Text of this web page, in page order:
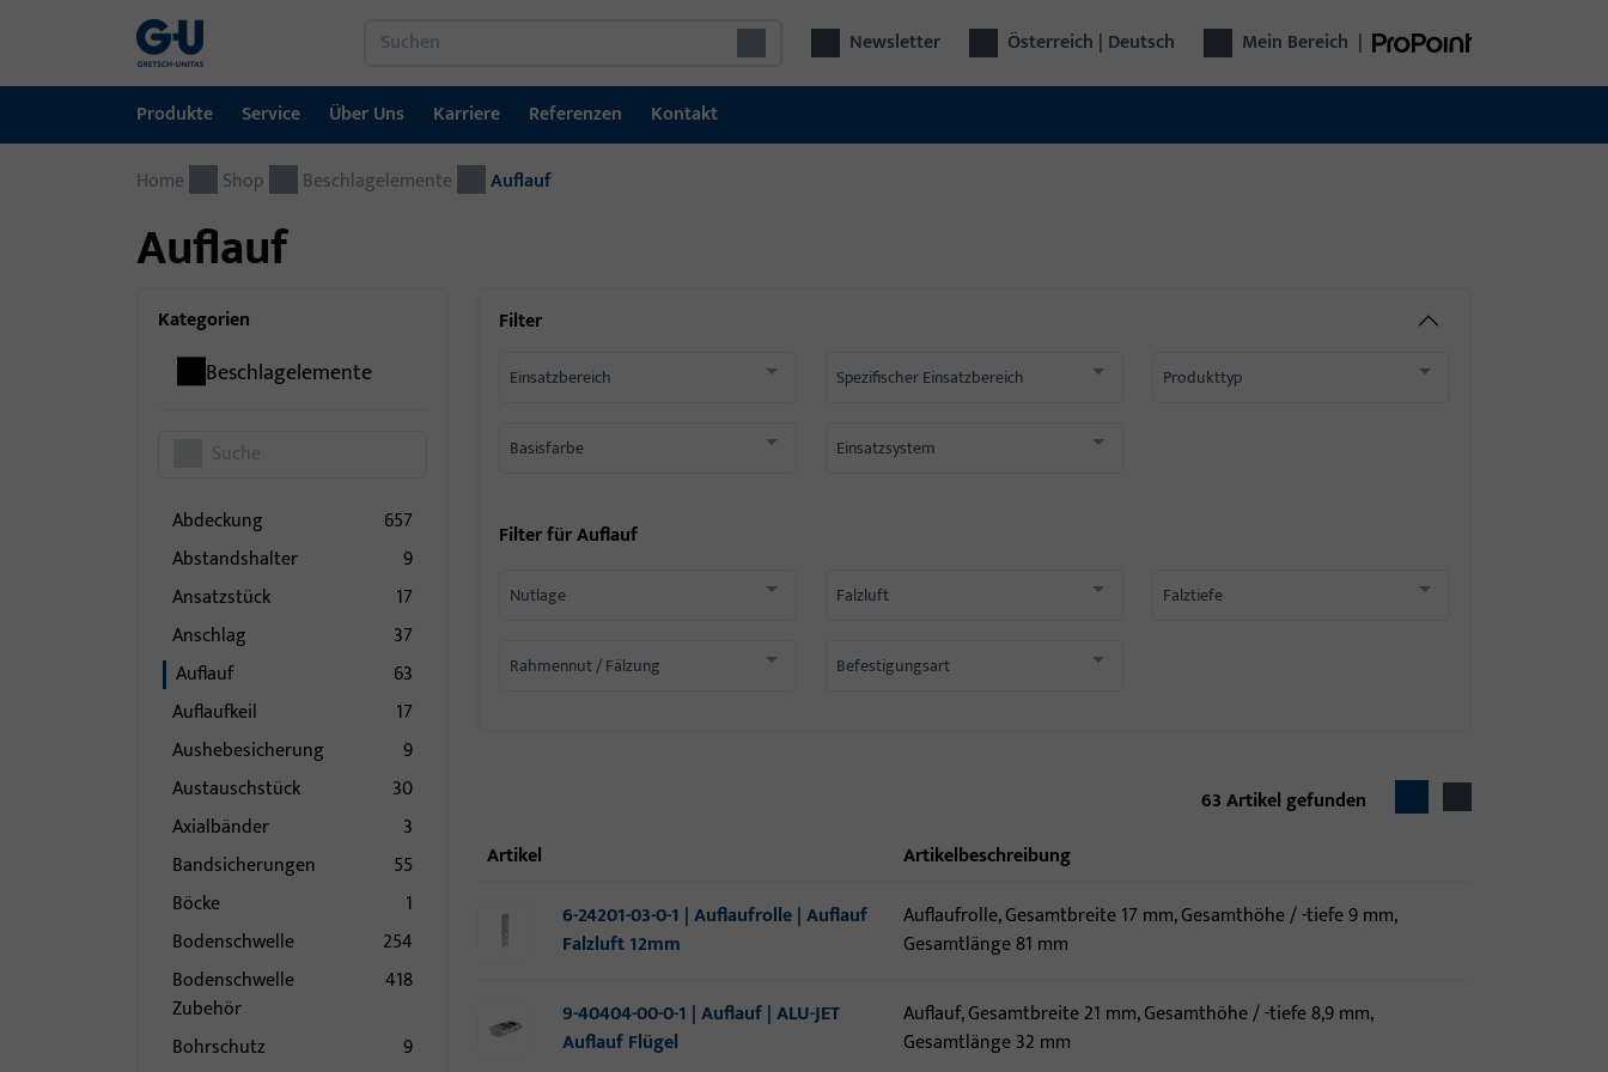
Newsletter Österreich | Deutsch Mein Bereich |
Produkte
Produkte
Fenstertechnik
Automatische Eingangsysteme
Montagematerial
Service
Service
Downloadportal
Über Uns
Über Uns
GU-Gruppe weltweit
Karriere
Karriere
Jobportal
Referenzen
Referenzen
Kontakt
Kontakt
Home Shop Beschlagelemente Auflauf
Auflauf
Kategorien
Beschlagelemente
Abdeckung
657
Abstandshalter
9
Ansatzstück
17
Anschlag
37
Auflauf
63
Auflaufkeil
17
Aushebesicherung
9
Austauschstück
30
Axialbänder
3
Bandsicherungen
55
Böcke
1
Bodenschwelle
254
Bodenschwelle
Zubehör
418
Bohrschutz
9
Filter
Einsatzbereich Spezifischer Einsatzbereich Produkttyp
Basisfarbe Einsatzsystem
Filter fürAuflauf
Nutlage Falzluft Falztiefe
Rahmennut / Fälzung Befestigungsart
63Artikel gefunden
Artikel
Artikelbeschreibung
6-24201-03-0-1 | Auflaufrolle | Auflauf
Falzluft 12mm
Auflaufrolle, Gesamtbreite 17 mm, Gesamthöhe / -tiefe 9 mm,
Gesamtlänge 81 mm
9-40404-00-0-1 | Auflauf | ALU-JET
Auflauf Flügel
Auflauf, Gesamtbreite 21 mm, Gesamthöhe / -tiefe 8,9 mm,
Gesamtlänge 32 mm